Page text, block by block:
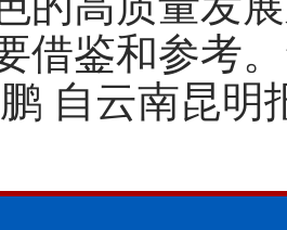
借鉴和参考
自云南昆明